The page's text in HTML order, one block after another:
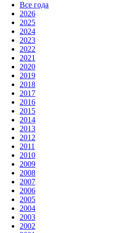
Все года
2026
2025
2024
2023
2022
2021
2020
2019
2018
2017
2016
2015
2014
2013
2012
2011
2010
2009
2008
2007
2006
2005
2004
2003
2002